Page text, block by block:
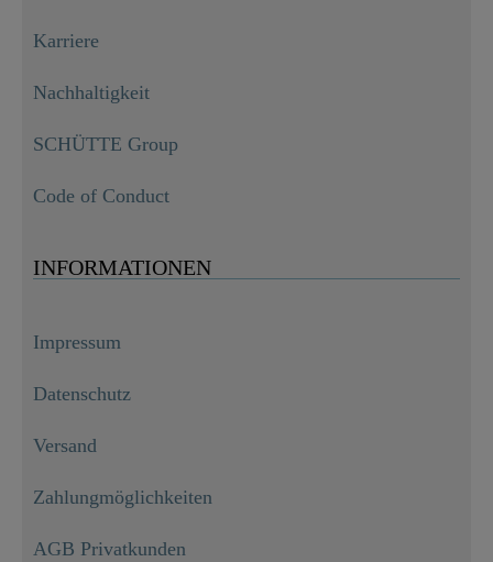
Karriere
Nachhaltigkeit
SCHÜTTE Group
Code of Conduct
INFORMATIONEN
Impressum
Datenschutz
Versand
Zahlungmöglichkeiten
AGB Privatkunden